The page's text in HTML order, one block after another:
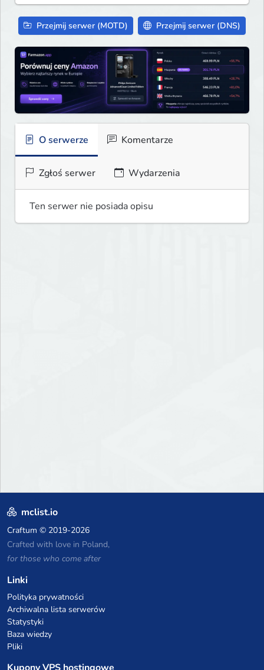
Przejmij serwer (MOTD) Przejmij serwer (DNS)
O serwerze Komentarze
Zgłoś serwer Wydarzenia
Ten serwer nie posiada opisu
mclist.io
Craftum © 2019-2026
Crafted with love in Poland,
for those who come after
Linki
Polityka prywatności
Archiwalna lista serwerów
Statystyki
Baza wiedzy
Pliki